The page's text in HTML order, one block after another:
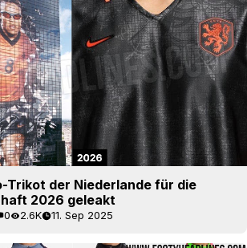
Trikot der Niederlande für die
2026 geleakt
0 2.6K 11. Sep 2025